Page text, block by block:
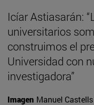
Icíar Astiasarán:
universitarios
construimos el
Universidad con
investigadora”
Imagen Manuel Castells